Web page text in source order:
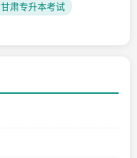
甘肃专升本考试